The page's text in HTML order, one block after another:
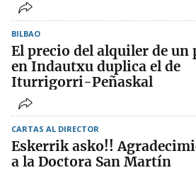
BILBAO
El precio del alquiler de un
en Indautxu duplica el de
Iturrigorri-Peñaskal
CARTAS AL DIRECTOR
Eskerrik asko!!
a la Doctora San Martín